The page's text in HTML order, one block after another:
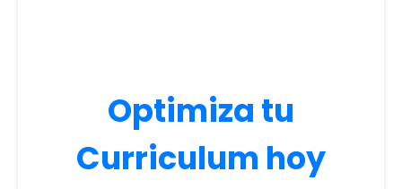
Optimiza tu
Curriculum hoy